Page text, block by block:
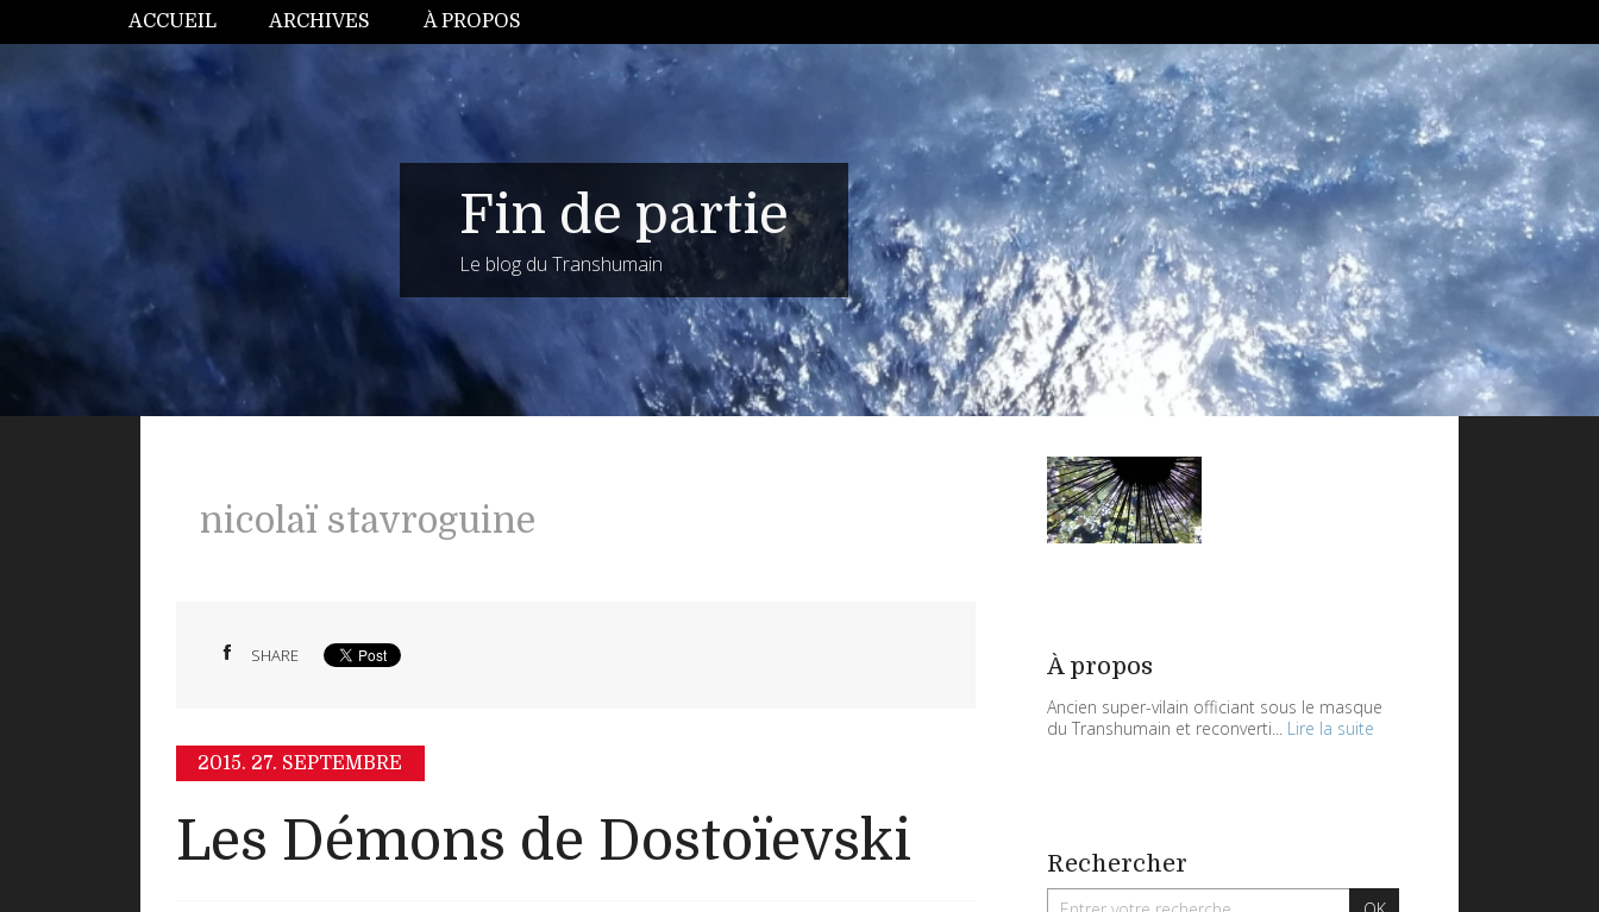
ACCUEIL ARCHIVES À PROPOS
Fin de partie
Le blog du Transhumain
nicolaï stavroguine
SHARE
2015. 27. SEPTEMBRE
Les Démons de Dostoïevski
À propos
Ancien super-vilain officiant sous le masque
du Transhumain et reconverti... Lire la suite
Rechercher